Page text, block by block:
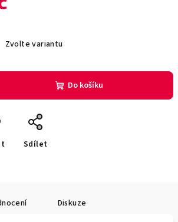
Zvolte variantu
Do košíku
Sdílet
Diskuze